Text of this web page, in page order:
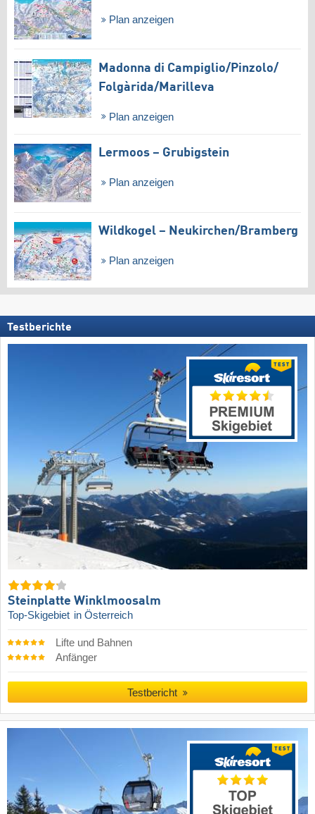
Plan anzeigen
Madonna di Campiglio/​Pinzolo/​
Folgàrida/​Marilleva
Plan anzeigen
Lermoos – Grubigstein
Plan anzeigen
Wildkogel – Neukirchen/​Bramberg
Plan anzeigen
Testberichte
Steinplatte Winklmoosalm
Top-Skigebiet in Österreich
Lifte und Bahnen
Anfänger
Testbericht